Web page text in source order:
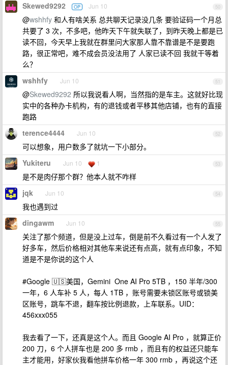
50
Skewed9292 OP Jun 10
@wshhfy 和人有啥关系 总共聊天记录没几条 要验证码一个月总
共要了 3 次，不多吧，他昨天下午就失联了，到昨天晚上都是已
读不回，今天早上我就在群里问大家那人靠不靠谱是不是要跑
路，很正常吧，难不成会员没法用了 人家已读不回 我就干等着
么？
51
wshhfy Jun 10
@Skewed9292 所以我说看人啊，当然指的是车主。这就好比现
实中的各种办卡机构，有的退钱或者平移其他店铺，也有的直接
跑路
52
terence4444 Jun 10
可以想象，用户数多了就坑一下小部分。
53
Yukiteru Jun 10 1
是不是肉仔那个群？他本人就不咋样
54
jqk Jun 10
我也遇到过
55
dingawm Jun 10
关注了那个频道，但是没上过车，倒是前不久看过有一个人发了
好多车，然后价格相对其他车来说还有点高，就有点印象，不知
道是不是你说的这个人
#Google 🇺🇸美国，Gemini One AI Pro 5TB ，150 半年/300
一年，6 人车补 5 人，每人 1TB ，账号需要未锁区账号或锁美
区账号，跳车不退，翻车按比例退款，上车联系。UID：
456xxx055
我去看了一下，还真是这个人。而且 Google AI Pro ，就算正价
200 刀，6 个人拼车也是 200 多 rmb ，而且有的权益还只能车
主才能用，好家伙我看他拼车价格一年 300 rmb ，再说这个还